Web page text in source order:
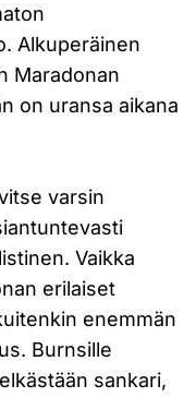
Alkuperäinen
Maradonan
on uransa aikana
varsin
Vaikka
erilaiset
enemmän
Burnsille
sankari,